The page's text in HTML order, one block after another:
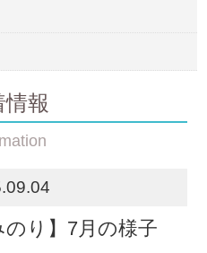
情報
のり】7月の様子